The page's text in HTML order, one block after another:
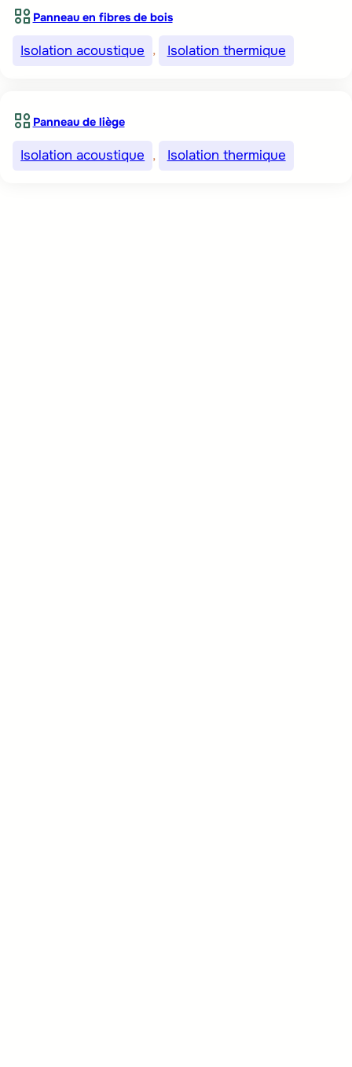
Panneau en fibres de bois
Isolation acoustique , Isolation thermique
Panneau de liège
Isolation acoustique , Isolation thermique